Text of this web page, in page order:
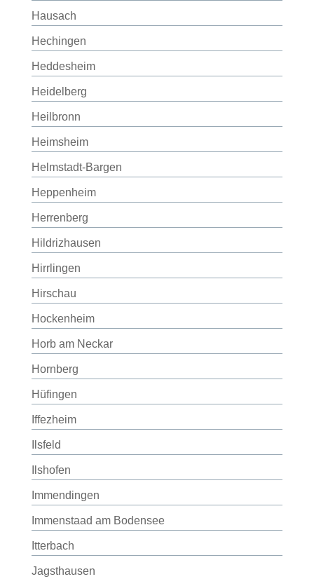
Hausach
Hechingen
Heddesheim
Heidelberg
Heilbronn
Heimsheim
Helmstadt-Bargen
Heppenheim
Herrenberg
Hildrizhausen
Hirrlingen
Hirschau
Hockenheim
Horb am Neckar
Hornberg
Hüfingen
Iffezheim
Ilsfeld
Ilshofen
Immendingen
Immenstaad am Bodensee
Itterbach
Jagsthausen